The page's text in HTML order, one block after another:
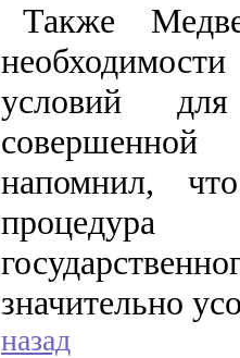
Также
условий
напомнил,
процедура
значительно
назад